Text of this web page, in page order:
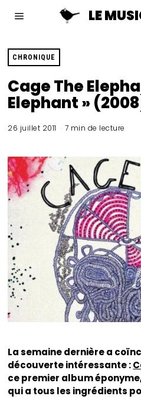
LE
CHRONIQUE
Cage The
Elephant »
26 juillet 2011 7 min de lecture
La semaine dernière a
découverte intéressante :
ce premier album
qui a tous les ingrédients